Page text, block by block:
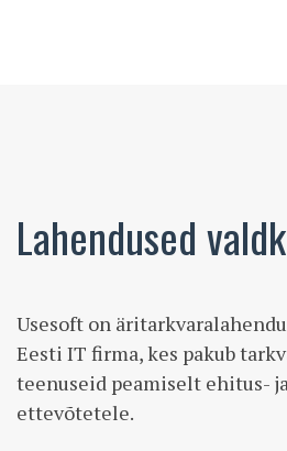
Lahendused
Usesoft on
Eesti IT firma, kes pakub
teenuseid peamiselt ehitus-
ettevõtetele.